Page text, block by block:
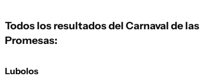
Todos los resultados del Carnaval de las
Promesas:
Lubolos